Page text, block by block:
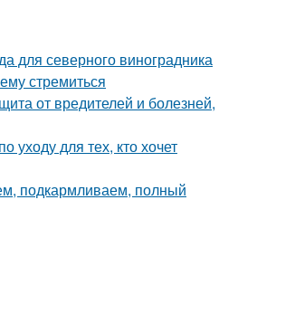
для северного виноградника
стремиться
от вредителей и болезней,
для тех, кто хочет
подкармливаем, полный